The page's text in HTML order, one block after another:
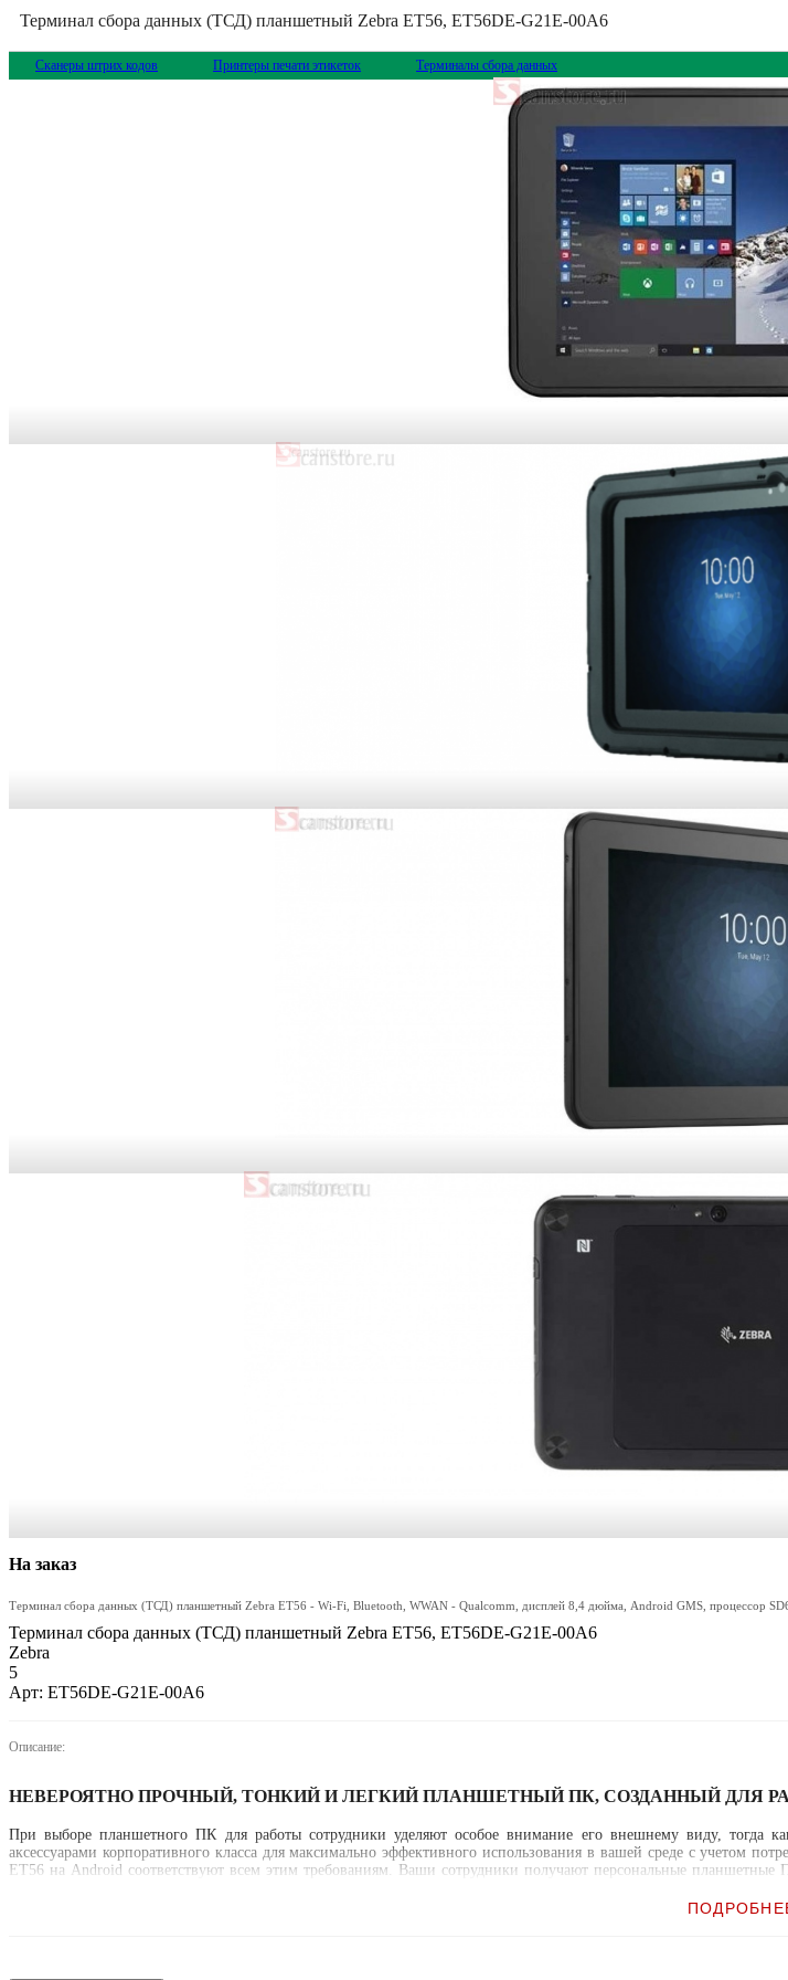
Терминал сбора данных (ТСД) планшетный Zebra ET56, ET56DE-G21E-00A6
Сканеры штрих кодов Принтеры печати этикеток Терминалы сбора данных
На заказ
Терминал сбора данных (ТСД) планшетный Zebra ET56 - Wi-Fi, Bluetooth, WWAN - Qualcomm, дисплей 8,4 дюйма, Android GMS, процессор
Терминал сбора данных (ТСД) планшетный Zebra ET56, ET56DE-G21E-00A6
Zebra
5
Арт: ET56DE-G21E-00A6
Описание:
НЕВЕРОЯТНО ПРОЧНЫЙ, ТОНКИЙ И ЛЕГКИЙ ПЛАНШЕТНЫЙ ПК, СОЗДАННЫЙ ДЛЯ
При выборе планшетного ПК для работы сотрудники уделяют особое внимание его внешнему виду, тогда
аксессуарами корпоративного класса для максимально эффективного использования в вашей среде с учетом
ET56 на Android соответствуют всем этим требованиям. Ваши сотрудники получают персональные